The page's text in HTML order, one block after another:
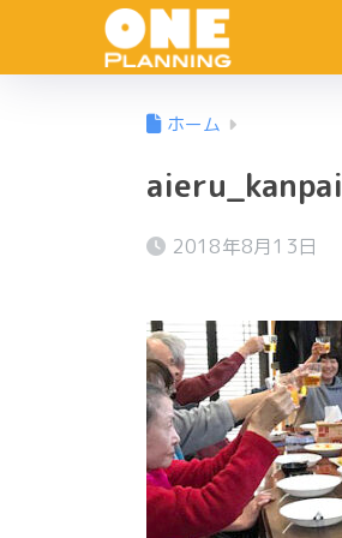
ホーム
aieru_kanpai
2018年8月13日